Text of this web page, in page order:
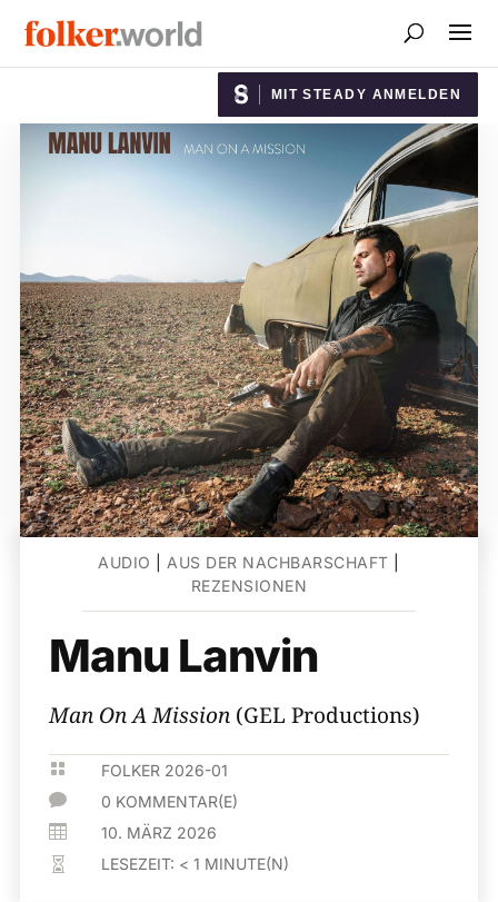
MIT STEADY ANMELDEN
AUDIO AUS DER NACHBARSCHAFT
REZENSIONEN
Manu Lanvin
Man On A Mission (GEL Productions)
 FOLKER 2026-01
 0 KOMMENTAR(E)
 10. MÄRZ 2026
 LESEZEIT: < 1 MINUTE(N)